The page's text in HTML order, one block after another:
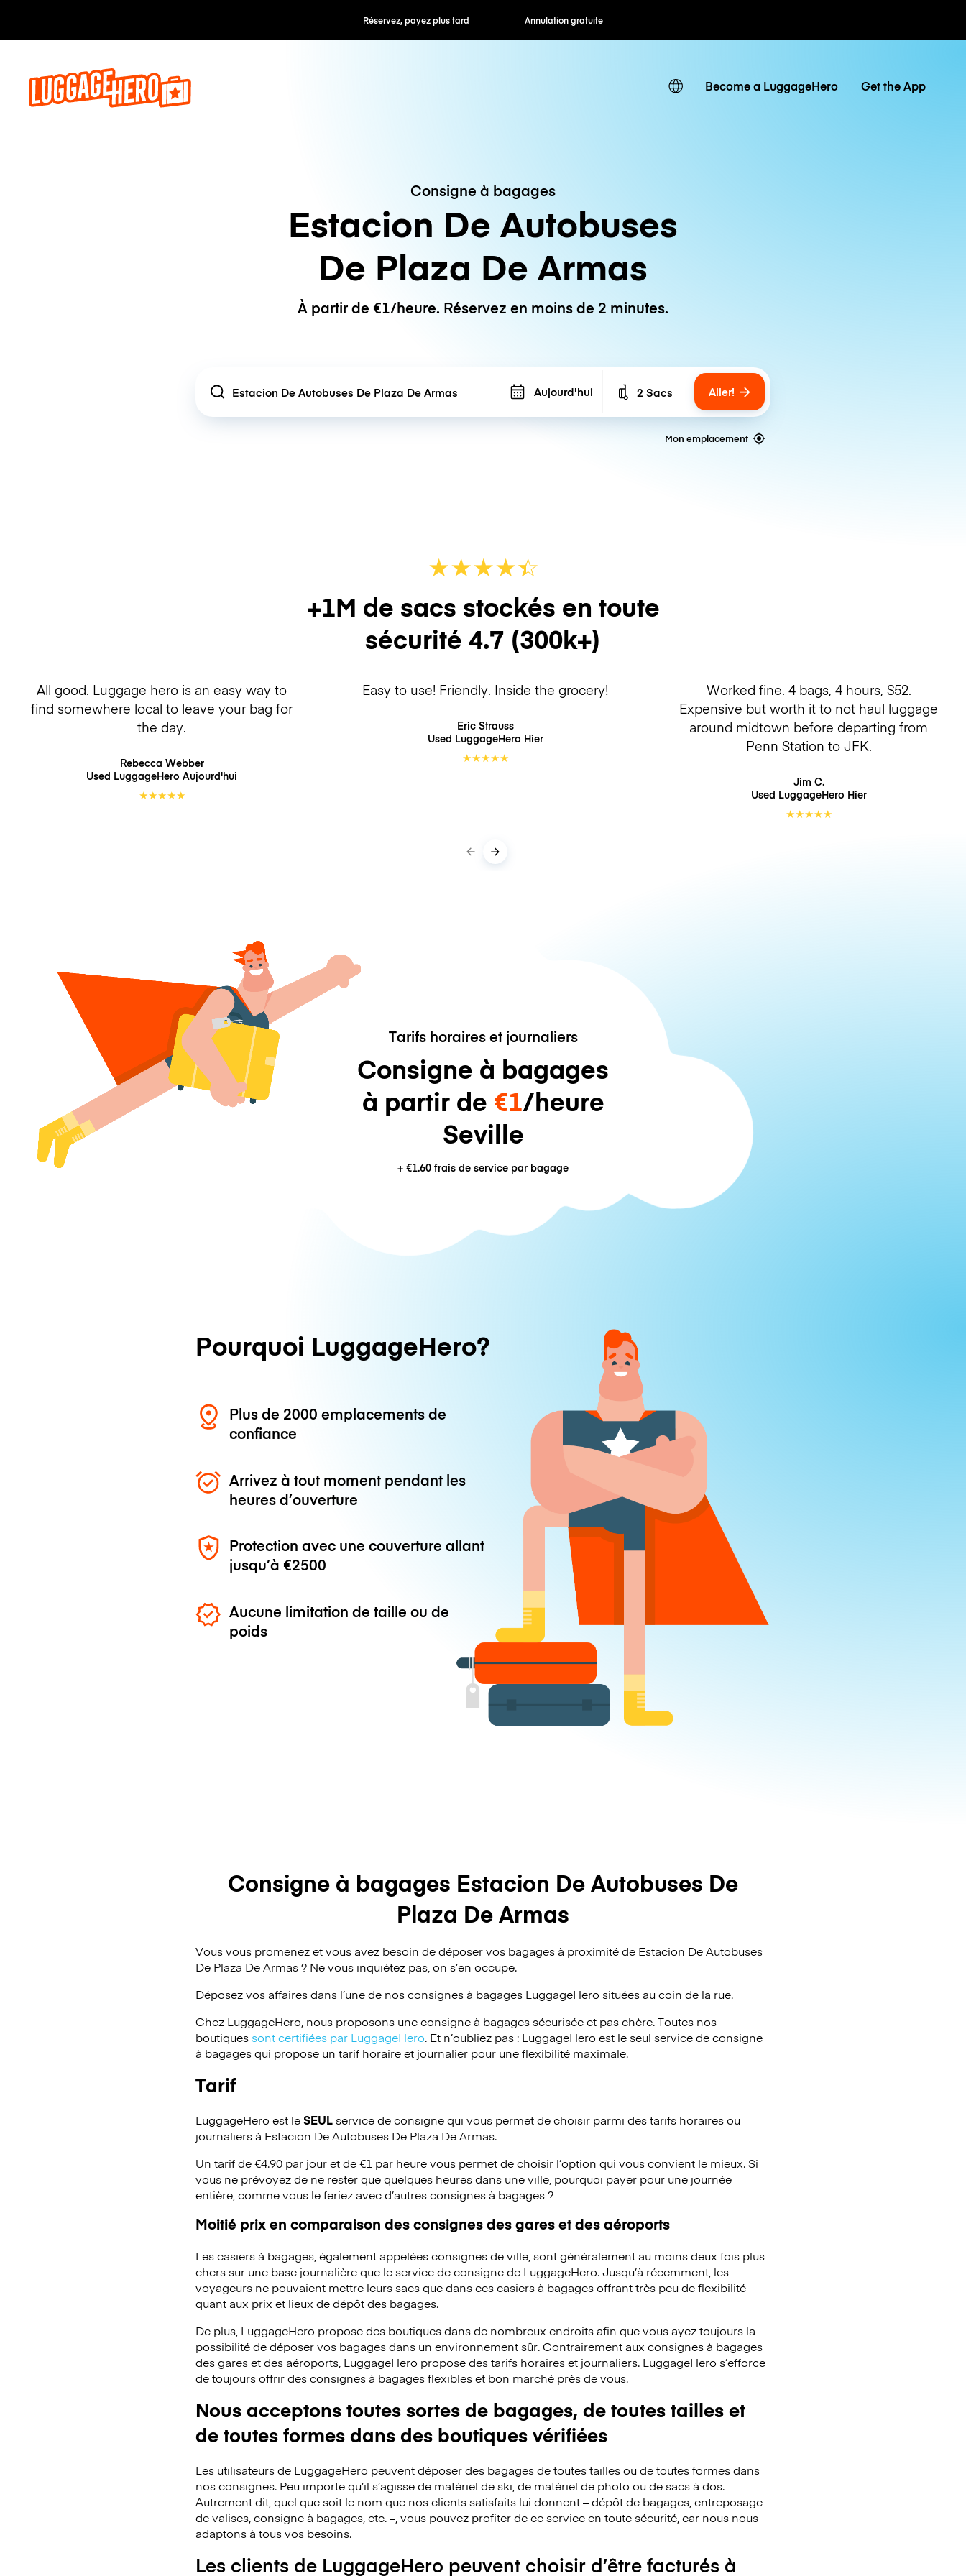
Réservez, payez plus tard Annulation gratuite Tarifs horaires / journaliers
Become a LuggageHero Get the App
Consigne à bagages
Estacion De Autobuses
De Plaza De Armas
À partir de €1/heure. Réservez en moins de 2 minutes.
Location Aujourd'hui Number of bags
2 Sacs Aller!
Mon emplacement
★★★★☆
★
+1M de sacs stockés en toute
sécurité 4.7 (300k+)
All good. Luggage hero is an easy way to
find somewhere local to leave your bag for
the day.
Rebecca Webber
Used LuggageHero Aujourd'hui
★★★★★
Easy to use! Friendly. Inside the grocery!
Eric Strauss
Used LuggageHero Hier
★★★★★
Worked fine. 4 bags, 4 hours, $52.
Expensive but worth it to not haul luggage
around midtown before departing from
Penn Station to JFK.
Jim C.
Used LuggageHero Hier
★★★★★
Tarifs horaires et journaliers
Consigne à bagages
à partir de €1/heure
Seville
+ €1.60 frais de service par bagage
Pourquoi LuggageHero?
Plus de 2000 emplacements de
confiance
Arrivez à tout moment pendant les
heures d’ouverture
Protection avec une couverture allant
jusqu’à €2500
Aucune limitation de taille ou de
poids
Consigne à bagages Estacion De Autobuses De
Plaza De Armas
Vous vous promenez et vous avez besoin de déposer vos bagages à proximité de Estacion De Autobuses
De Plaza De Armas ? Ne vous inquiétez pas, on s’en occupe.
Déposez vos affaires dans l’une de nos consignes à bagages LuggageHero situées au coin de la rue.
Chez LuggageHero, nous proposons une consigne à bagages sécurisée et pas chère. Toutes nos
boutiquessont certifiées par LuggageHero. Et n’oubliez pas : LuggageHero est le seul service de consigne
à bagages qui propose un tarif horaire et journalier pour une flexibilité maximale.
Tarif
LuggageHero est leSEULservice de consigne qui vous permet de choisir parmi des tarifs horaires ou
journaliers à Estacion De Autobuses De Plaza De Armas.
Un tarif de €4.90 par jour et de €1 par heure vous permet de choisir l’option qui vous convient le mieux. Si
vous ne prévoyez de ne rester que quelques heures dans une ville, pourquoi payer pour une journée
entière, comme vous le feriez avec d’autres consignes à bagages ?
Moitié prix en comparaison des consignes des gares et des aéroports
Les casiers à bagages, également appelées consignes de ville, sont généralement au moins deux fois plus
chers sur une base journalière que le service de consigne de LuggageHero. Jusqu’à récemment, les
voyageurs ne pouvaient mettre leurs sacs que dans ces casiers à bagages offrant très peu de flexibilité
quant aux prix et lieux de dépôt des bagages.
De plus, LuggageHero propose des boutiques dans de nombreux endroits afin que vous ayez toujours la
possibilité de déposer vos bagages dans un environnement sûr. Contrairement aux consignes à bagages
des gares et des aéroports, LuggageHero propose des tarifs horaires et journaliers. LuggageHero s’efforce
de toujours offrir des consignes à bagages flexibles et bon marché près de vous.
Nous acceptons toutes sortes de bagages, de toutes tailles et
de toutes formes dans des boutiques vérifiées
Les utilisateurs de LuggageHero peuvent déposer des bagages de toutes tailles ou de toutes formes dans
nos consignes. Peu importe qu’il s’agisse de matériel de ski, de matériel de photo ou de sacs à dos.
Autrement dit, quel que soit le nom que nos clients satisfaits lui donnent – dépôt de bagages, entreposage
de valises, consigne à bagages, etc. –, vous pouvez profiter de ce service en toute sécurité, car nous nous
adaptons à tous vos besoins.
Les clients de LuggageHero peuvent choisir d’être facturés à